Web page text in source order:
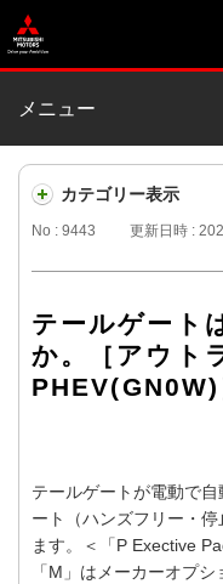
メニュー
カテゴリー表示
No : 9443 更新日時 :
テールゲート
か。［アウト
PHEV(GN0W)
テールゲートが電動で
ート（ハンズフリー・
ます。＜「P Exective
「M」はメーカーオプシ